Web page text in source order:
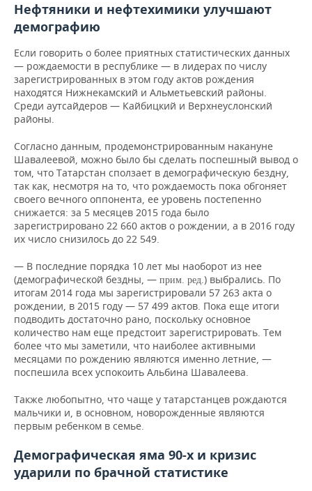
Нефтяники и нефтехимики улучшают
демографию
Если говорить о более приятных статистических данных
— рождаемости в республике — в лидерах по числу
зарегистрированных в этом году актов рождения
находятся Нижнекамский и Альметьевский районы.
Среди аутсайдеров — Кайбицкий и Верхнеуслонский
районы.
Согласно данным, продемонстрированным накануне
Шавалеевой, можно было бы сделать поспешный вывод о
том, что Татарстан сползает в демографическую бездну,
так как, несмотря на то, что рождаемость пока обгоняет
своего вечного оппонента, ее уровень постепенно
снижается: за 5 месяцев 2015 года было
зарегистрировано 22 660 актов о рождении, а в 2016 году
их число снизилось до 22 549.
— В последние порядка 10 лет мы наоборот из нее
(демографической бездны, — прим. ред.) выбрались. По
итогам 2014 года мы зарегистрировали 57 263 акта о
рождении, в 2015 году — 57 499 актов. Пока еще итоги
подводить достаточно рано, поскольку основное
количество нам еще предстоит зарегистрировать. Тем
более что мы заметили, что наиболее активными
месяцами по рождению являются именно летние, —
поспешила всех успокоить Альбина Шавалеева.
Также любопытно, что чаще у татарстанцев рождаются
мальчики и, в основном, новорожденные являются
первым ребенком в семье.
Демографическая яма 90-х и кризис
ударили по брачной статистике